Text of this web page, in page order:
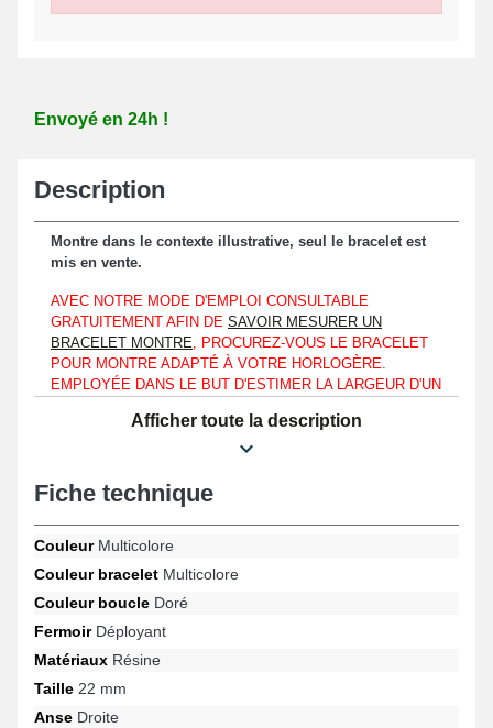
Envoyé en 24h !
Description
Montre dans le contexte illustrative, seul le bracelet est
mis en vente.
AVEC NOTRE MODE D'EMPLOI CONSULTABLE
GRATUITEMENT AFIN DE SAVOIR MESURER UN
BRACELET MONTRE, PROCUREZ-VOUS LE BRACELET
POUR MONTRE ADAPTÉ À VOTRE HORLOGÈRE.
EMPLOYÉE DANS LE BUT D'ESTIMER LA LARGEUR D'UN
BRACELET DE MONTRE COMPATIBLE QUE VOTRE
MONTRE CLASSIQUE RESSEMBLE À UNE CITIZEN,
À équiper à hauteur d'un boîtier, ce "bracelet 22mm résine de
montre multicolore" s'adapte seulement à une mesure d'entre-
corne de 22mm.
Étant fabriqué en résine, ce bracelet montre fait office d'un choix
approprié en vue d'un renouvellement d'un bracelet défectueux
ou abîmé. Utilisée afin de conserver une fixation efficace et
rapide, la fermeture déployante de teinte dorée est adaptée.
Posez au moyen de tiges de montre de 22 mm, le "Bracelet
22mm Résine de montre Multicolore" à hauteur d'un boîtier
montre.
Afficher toute la description
Fiche technique
CouleurMulticolore
Couleur bracelet Multicolore
Couleur boucle Doré
FermoirDéployant
Matériaux Résine
Taille 22 mm
Anse Droite